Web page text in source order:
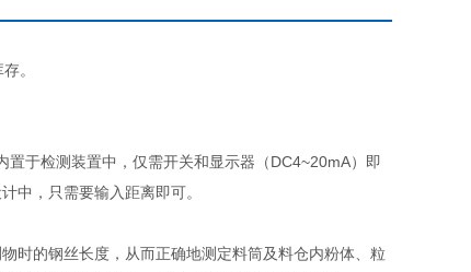
。
置于检测装置中，仅需开关和显示器（DC4~20mA）即
中，只需要输入距离即可。
时的钢丝长度，从而正确地测定料筒及料仓内粉体、粒